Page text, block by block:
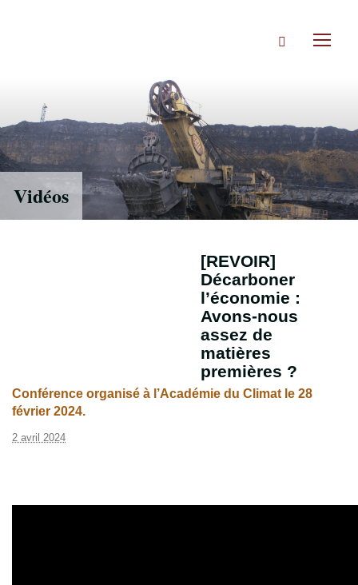
Rechercher
Vidéos
[REVOIR]
Décarboner
l’économie :
Avons-nous
assez de
matières
premières ?
Conférence organisé à l’Académie du Climat le 28
février 2024.
2 avril 2024